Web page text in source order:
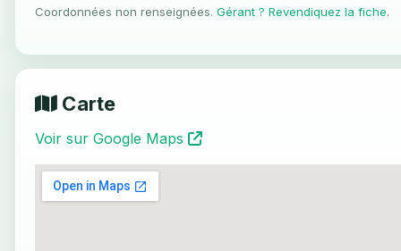
Coordonnées non renseignées. Gérant ? Revendiquez la fiche.
Carte
Voir sur Google Maps